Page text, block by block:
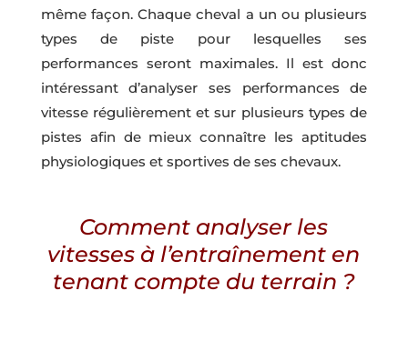
même façon. Chaque cheval a un ou plusieurs
types de piste pour lesquelles ses
performances seront maximales. Il est donc
intéressant d’analyser ses performances de
vitesse régulièrement et sur plusieurs types de
pistes afin de mieux connaître les aptitudes
physiologiques et sportives de ses chevaux.
Comment analyser les
vitesses à l’entraînement en
tenant compte du terrain ?